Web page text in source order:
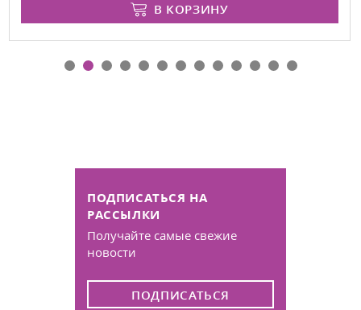
В КОРЗИНУ
ПОДПИСАТЬСЯ НА
РАССЫЛКИ
Получайте самые свежие
новости
ПОДПИСАТЬСЯ